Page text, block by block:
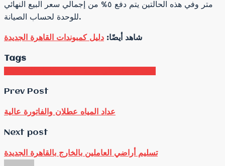
متر وفي هذه الحالتين يتم دفع ٥% من إجمالي سعر البيع النهائي
للوحدة لحساب الصيانة.
شاهد أيضًا: دليل كمبوندات القاهرة الجديدة
Tags
Prev Post
عداد المياه عطلان والفاتورة عالية
Next post
تسليم أراضي العاملين بالخارج بالقاهرة الجديدة